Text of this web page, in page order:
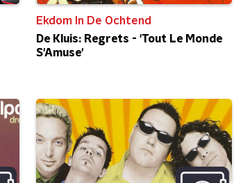
Ekdom In De Ochtend
De Kluis: Regrets - 'Tout Le Monde
S'Amuse'